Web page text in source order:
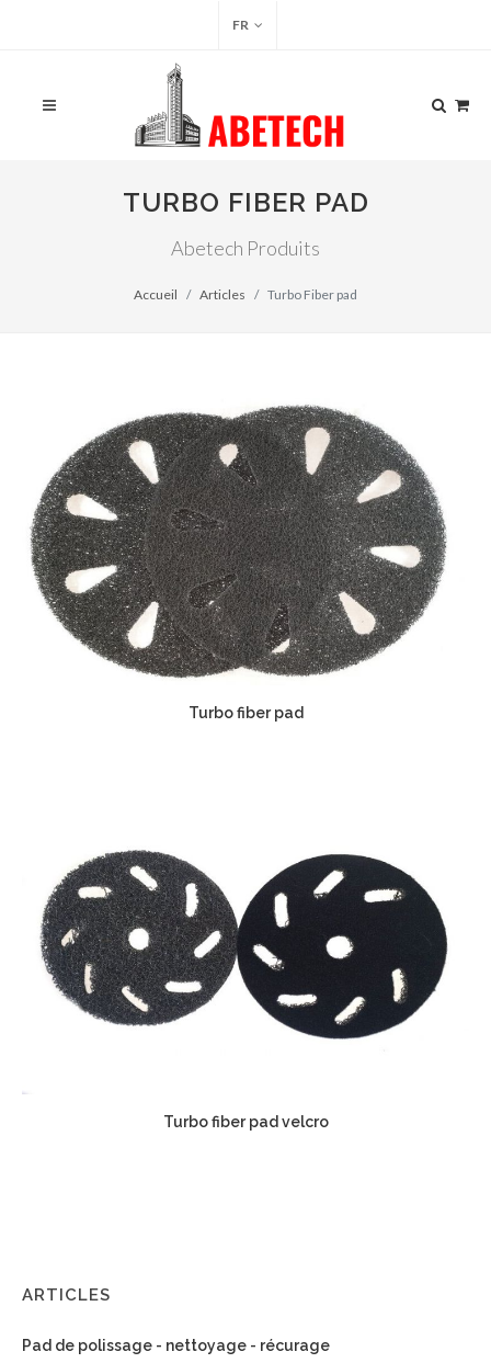
FR
TURBO FIBER PAD
Abetech Produits
Accueil Articles Turbo Fiber pad
Turbo fiber pad
Turbo fiber pad velcro
ARTICLES
Pad de polissage - nettoyage - récurage